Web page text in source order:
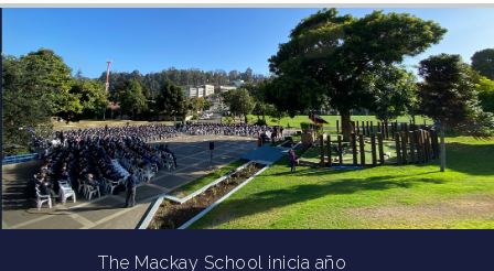
The Mackay School inicia año